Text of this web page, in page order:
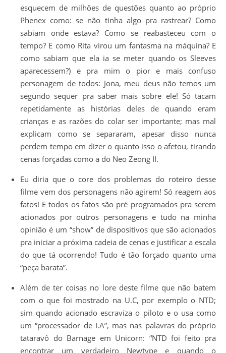
esquecem de milhões de questões quanto ao próprio
Phenex como: se não tinha algo pra rastrear? Como
sabiam onde estava? Como se reabasteceu com o
tempo? E como Rita virou um fantasma na máquina? E
como sabiam que ela ia se meter quando os Sleeves
aparecessem?) e pra mim o pior e mais confuso
personagem de todos: Jona, meu deus não temos um
segundo sequer pra saber mais sobre ele! Só tacam
repetidamente as histórias deles de quando eram
crianças e as razões do colar ser importante; mas mal
explicam como se separaram, apesar disso nunca
perdem tempo em dizer o quanto isso o afetou, tirando
cenas forçadas como a do Neo Zeong II.
Eu diria que o core dos problemas do roteiro desse
filme vem dos personagens não agirem! Só reagem aos
fatos! E todos os fatos são pré programados pra serem
acionados por outros personagens e tudo na minha
opinião é um “show” de dispositivos que são acionados
pra iniciar a próxima cadeia de cenas e justificar a escala
do que tá ocorrendo! Tudo é tão forçado quanto uma
“peça barata”.
Além de ter coisas no lore deste filme que não batem
com o que foi mostrado na U.C, por exemplo o NTD;
sim quando acionado escraviza o piloto e o usa como
um “processador de I.A”, mas nas palavras do próprio
tataravô do Barnage em Unicorn: “NTD foi feito pra
encontrar um verdadeiro Newtype e quando o